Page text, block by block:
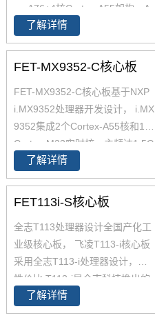
62x可应用于广泛的工业环境，
如人机界面(HMI)、工业计算机、
边缘计算、零售自动化、充电桩
控制单元(TCU)、医疗设备等。
ex-A76+4核Cortex-A55架构，A
76主频高达2.4GHz，A55核主频
高达1.8GHz，能够提供强大的性
能支撑。飞凌FET3588-C核心板
力测试，确保在高端应用中能够
稳定运行。您可以通过飞凌提供
的rk3588开发套件充分评估和验
证其性能。
了解详情
FET-MX9352-C核心板
FET-MX9352-C核心板基于NXP
i.MX9352处理器开发设计， i.MX
9352集成2个Cortex-A55核和1个
Cortex-M33实时核，主频达1.5G
Hz， 原生支持8路UART、2路Et
hernet(含1路TSN)、2路USB 2.
0、2路CAN-FD总线等常用接
证的 i.MX 6和i.MX 8基础上进行
了升级，集成NPU 可加速边缘机
器学习应用，i.MX9352核心板体
积小巧，便于嵌入到您的产品
中。
了解详情
FET113i-S核心板
全志T113处理器设计全国产化工
业级核心板， 飞凌T113-i核心板
采用全志T113-i处理器设计，高
性价比 T113-i是全志科技推出的
高性能工业控制处理器T113系
列。T113-i 主频1.2GHz，集成双
了解详情